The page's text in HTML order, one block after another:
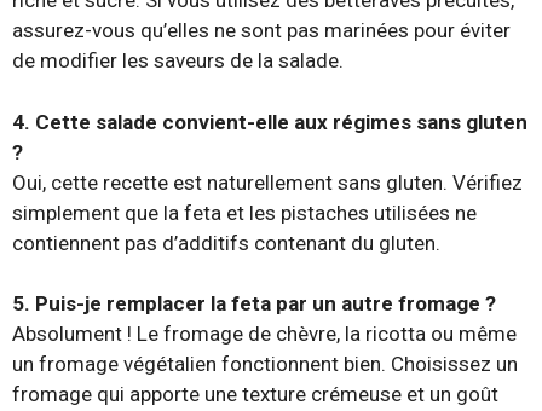
assurez-vous qu’elles ne sont pas marinées pour éviter
de modifier les saveurs de la salade.
4. Cette salade convient-elle aux régimes sans gluten
?
Oui, cette recette est naturellement sans gluten. Vérifiez
simplement que la feta et les pistaches utilisées ne
contiennent pas d’additifs contenant du gluten.
5. Puis-je remplacer la feta par un autre fromage ?
Absolument ! Le fromage de chèvre, la ricotta ou même
un fromage végétalien fonctionnent bien. Choisissez un
fromage qui apporte une texture crémeuse et un goût